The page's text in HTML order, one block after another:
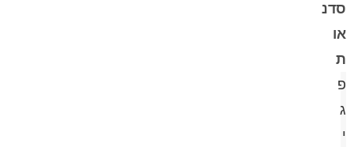
סדנ
או
ת
פ
ג
י